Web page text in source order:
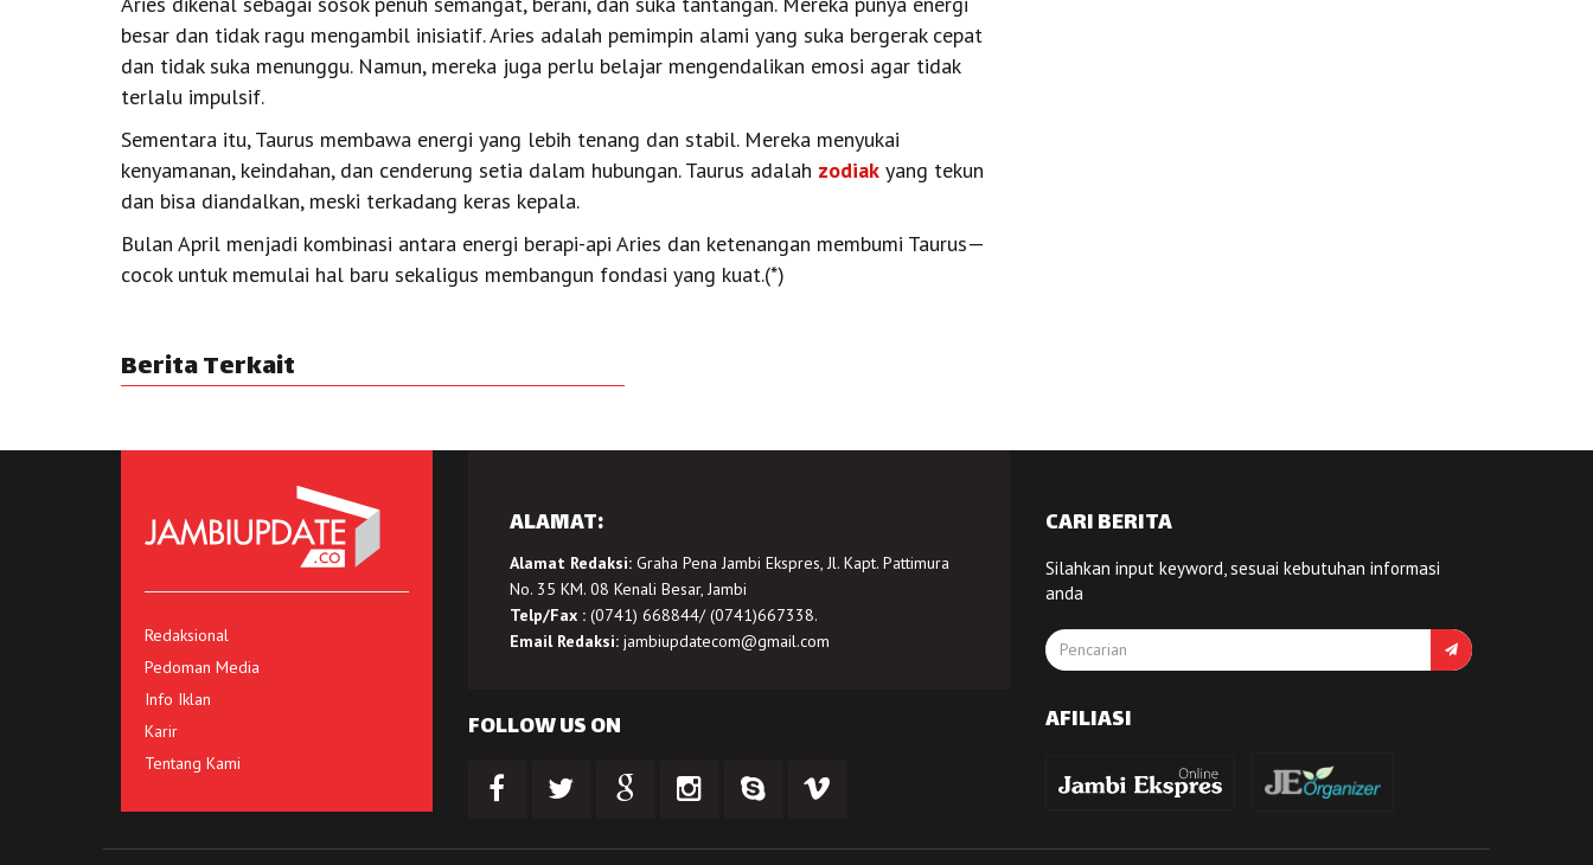
besar dan tidak ragu mengambil inisiatif. Aries adalah pemimpin alami yang suka bergerak cepat
dan tidak suka menunggu. Namun, mereka juga perlu belajar mengendalikan emosi agar tidak
terlalu impulsif.
Sementara itu, Taurus membawa energi yang lebih tenang dan stabil. Mereka menyukai
kenyamanan, keindahan, dan cenderung setia dalam hubungan. Taurus adalah zodiak yang tekun
dan bisa diandalkan, meski terkadang keras kepala.
Bulan April menjadi kombinasi antara energi berapi-api Aries dan ketenangan membumi Taurus—
cocok untuk memulai hal baru sekaligus membangun fondasi yang kuat.(*)
Berita Terkait
Redaksional
Pedoman Media
Info Iklan
Karir
Tentang Kami
ALAMAT:
Alamat Redaksi:Graha Pena Jambi Ekspres, Jl. Kapt. Pattimura
No. 35 KM. 08 Kenali Besar, Jambi
Telp/Fax :(0741) 668844/ (0741)667338.
Email Redaksi: jambiupdatecom@gmail.com
FOLLOW US ON
CARI BERITA
Silahkan input keyword, sesuai kebutuhan informasi
anda
AFILIASI